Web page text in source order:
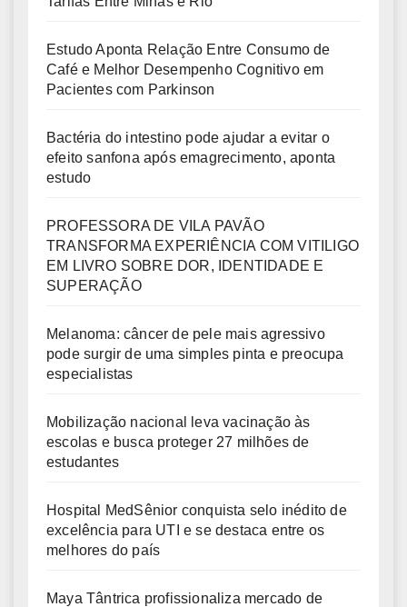
Estudo Aponta Relação Entre Consumo de
Café e Melhor Desempenho Cognitivo em
Pacientes com Parkinson
Bactéria do intestino pode ajudar a evitar o
efeito sanfona após emagrecimento, aponta
estudo
PROFESSORA DE VILA PAVÃO
TRANSFORMA EXPERIÊNCIA COM VITILIGO
EM LIVRO SOBRE DOR, IDENTIDADE E
SUPERAÇÃO
Melanoma: câncer de pele mais agressivo
pode surgir de uma simples pinta e preocupa
especialistas
Mobilização nacional leva vacinação às
escolas e busca proteger 27 milhões de
estudantes
Hospital MedSênior conquista selo inédito de
excelência para UTI e se destaca entre os
melhores do país
Maya Tântrica profissionaliza mercado de